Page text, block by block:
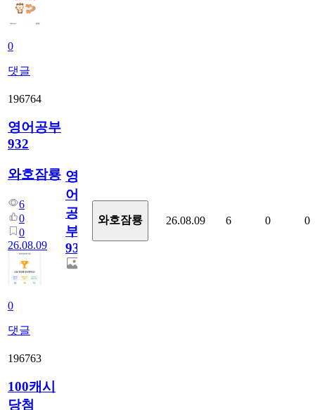
0
댓글
196764
영어공부
932
와호잠룡
6
0
0
26.08.09
0
댓글
영
어
공
부
932
와호잠룡 26.08.09 6 0 0
196763
100캐시
당첨